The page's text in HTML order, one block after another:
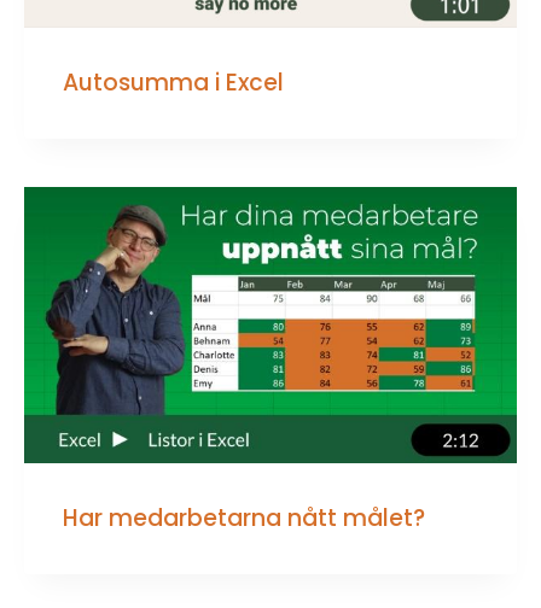
Autosumma i Excel
Har medarbetarna nått målet?